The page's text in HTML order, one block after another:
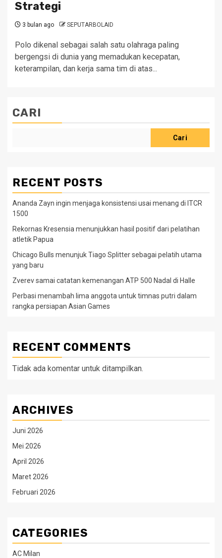
Strategi
3 bulan ago SEPUTARBOLAID
Polo dikenal sebagai salah satu olahraga paling
bergengsi di dunia yang memadukan kecepatan,
keterampilan, dan kerja sama tim di atas...
CARI
Cari
RECENT POSTS
Ananda Zayn ingin menjaga konsistensi usai menang di ITCR
1500
Rekornas Kresensia menunjukkan hasil positif dari pelatihan
atletik Papua
Chicago Bulls menunjuk Tiago Splitter sebagai pelatih utama
yang baru
Zverev samai catatan kemenangan ATP 500 Nadal di Halle
Perbasi menambah lima anggota untuk timnas putri dalam
rangka persiapan Asian Games
RECENT COMMENTS
Tidak ada komentar untuk ditampilkan.
ARCHIVES
Juni 2026
Mei 2026
April 2026
Maret 2026
Februari 2026
CATEGORIES
AC Milan